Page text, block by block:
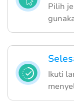
Pilih
Ikuti